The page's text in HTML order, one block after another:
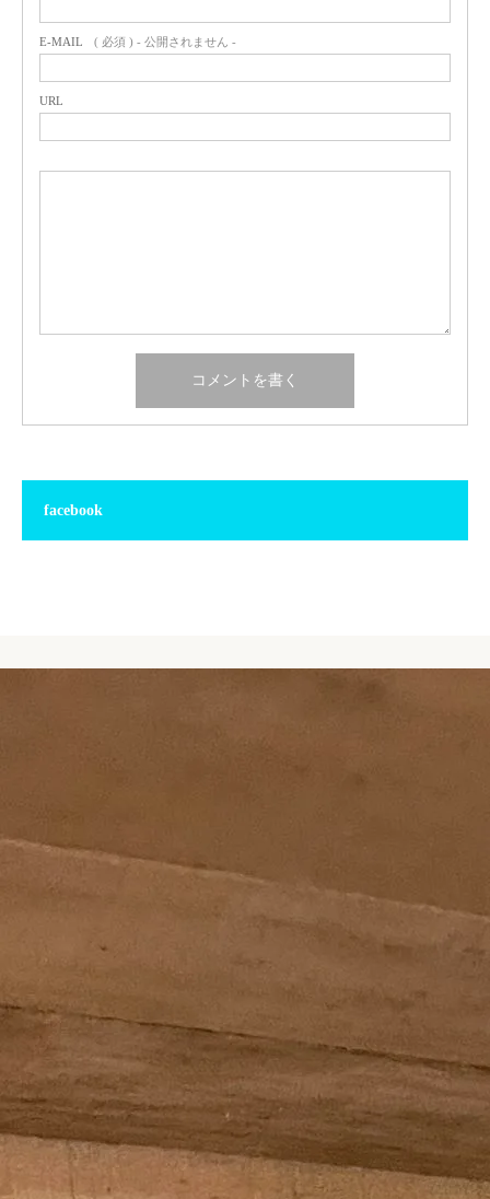
E-MAIL ( 必須 ) - 公開されません -
URL
facebook